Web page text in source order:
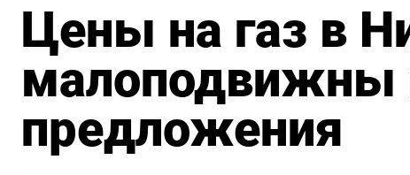
Цены на газ в
малоподвижны
предложения